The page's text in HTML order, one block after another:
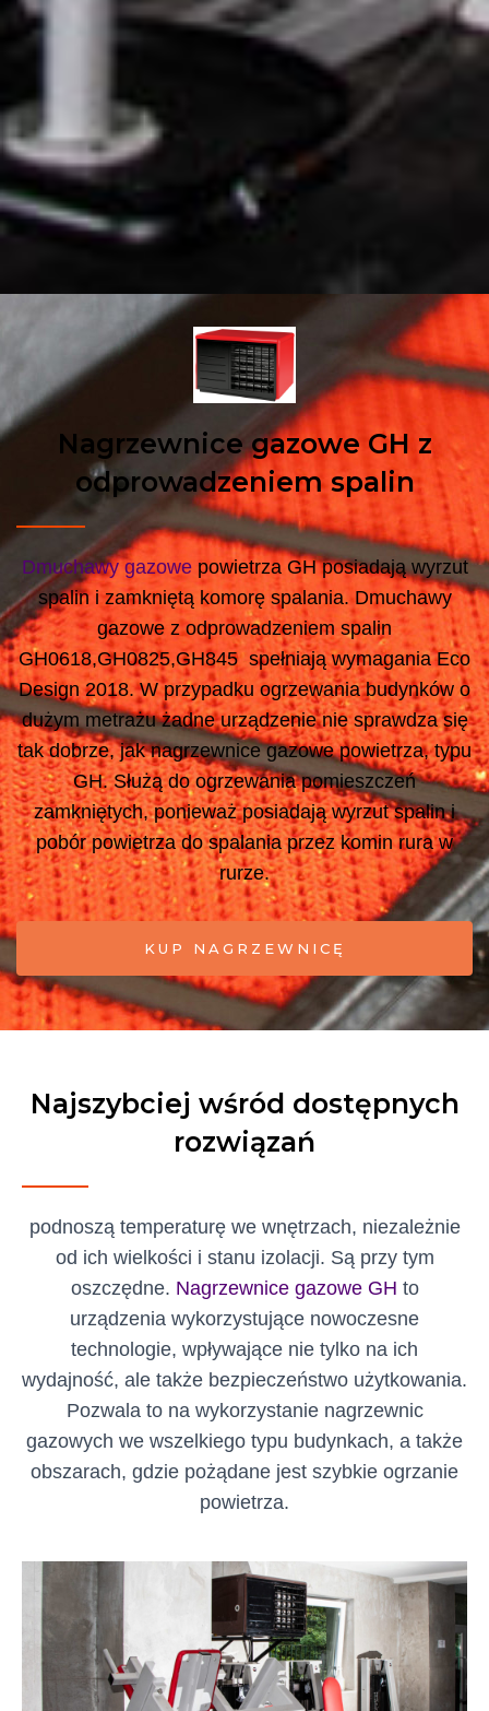
Nagrzewnice gazowe GH z
odprowadzeniem spalin
Dmuchawy gazowepowietrza GH posiadają wyrzut
spalin i zamkniętą komorę spalania. Dmuchawy
gazowe z odprowadzeniem spalin
GH0618,GH0825,GH845 spełniają wymagania Eco
Design 2018. W przypadku ogrzewania budynków o
dużym metrażu żadne urządzenie nie sprawdza się
tak dobrze, jak nagrzewnice gazowe powietrza, typu
GH. Służą do ogrzewania pomieszczeń
zamkniętych, ponieważ posiadają wyrzut spalin i
pobór powietrza do spalania przez komin rura w
rurze.
KUP NAGRZEWNICĘ
Najszybciej wśród dostępnych
rozwiązań
podnoszą temperaturę we wnętrzach, niezależnie
od ich wielkości i stanu izolacji. Są przy tym
oszczędne. Nagrzewnice gazowe GH to
urządzenia wykorzystujące nowoczesne
technologie, wpływające nie tylko na ich
wydajność, ale także bezpieczeństwo użytkowania.
Pozwala to na wykorzystanie nagrzewnic
gazowych we wszelkiego typu budynkach, a także
obszarach, gdzie pożądane jest szybkie ogrzanie
powietrza.